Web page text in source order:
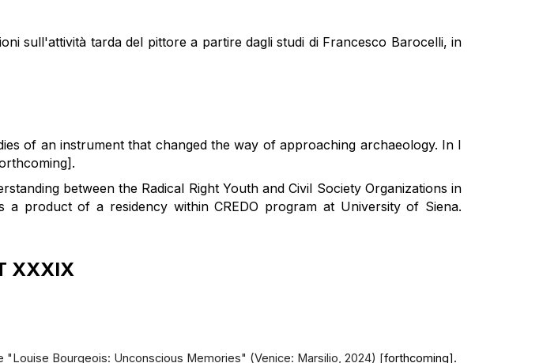
sull'attività tarda del pittore a partire dagli studi di Francesco Barocelli, in
of an instrument that changed the way of approaching archaeology. In I
between the Radical Right Youth and Civil Society Organizations in
product of a residency within CREDO program at University of Siena.
XXXIX
"Louise Bourgeois: Unconscious Memories" (Venice: Marsilio, 2024) [forthcoming].